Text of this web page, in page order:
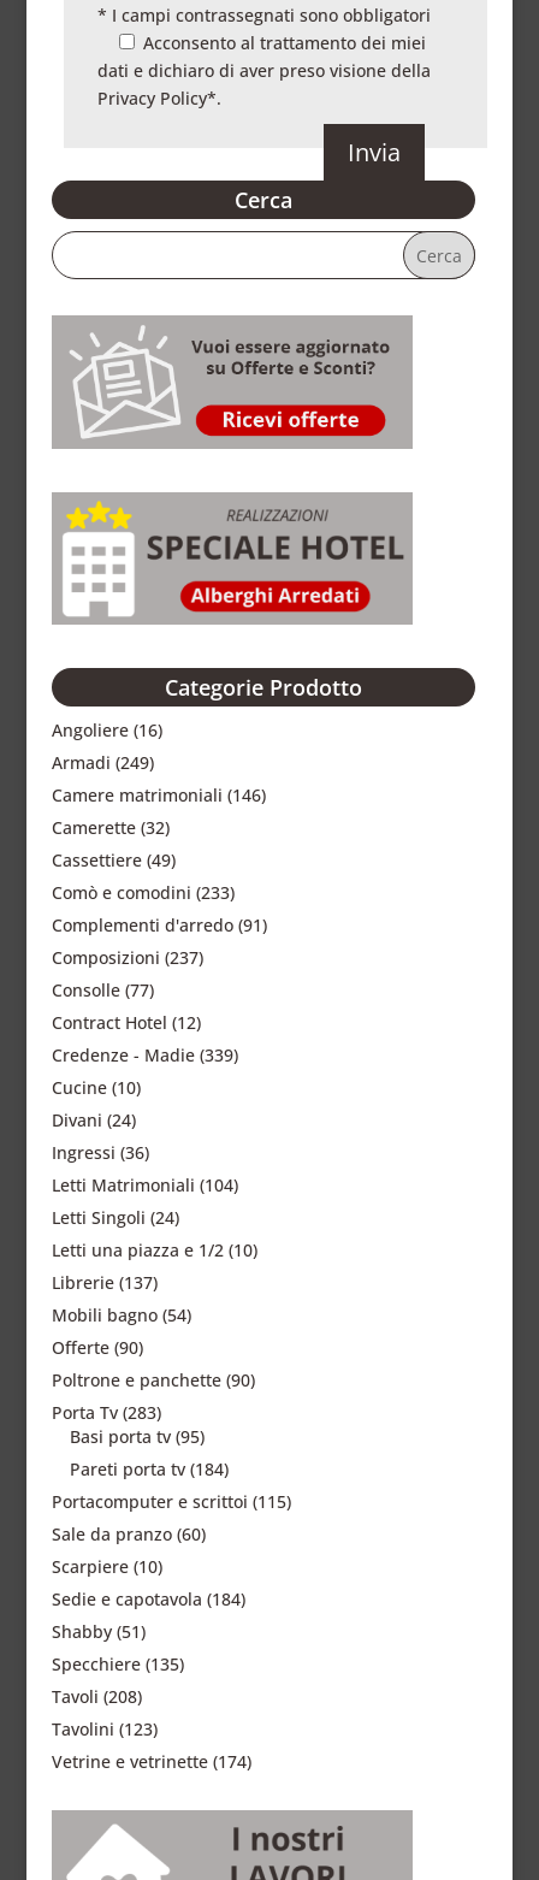
* I campi contrassegnati sono obbligatori
Acconsento al trattamento dei miei
dati e dichiaro di aver preso visione della
Privacy Policy*.
Cerca
Categorie Prodotto
Angoliere (16)
Armadi (249)
Camere matrimoniali (146)
Camerette (32)
Cassettiere (49)
Comò e comodini (233)
Complementi d'arredo (91)
Composizioni (237)
Consolle (77)
Contract Hotel (12)
Credenze - Madie (339)
Cucine (10)
Divani (24)
Ingressi (36)
Letti Matrimoniali (104)
Letti Singoli (24)
Letti una piazza e 1/2 (10)
Librerie (137)
Mobili bagno (54)
Offerte (90)
Poltrone e panchette (90)
Porta Tv (283)
Basi porta tv (95)
Pareti porta tv (184)
Portacomputer e scrittoi (115)
Sale da pranzo (60)
Scarpiere (10)
Sedie e capotavola (184)
Shabby (51)
Specchiere (135)
Tavoli (208)
Tavolini (123)
Vetrine e vetrinette (174)